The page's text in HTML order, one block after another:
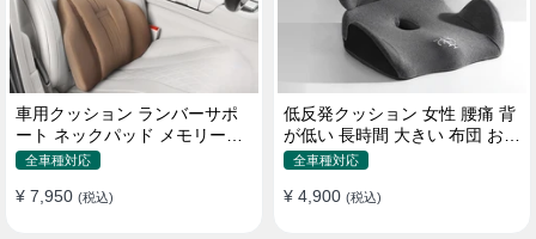
車用クッション ランバーサポ
ート ネックパッド メモリーフ
ォーム 疲労回復
全車種対応
¥ 7,950 (税込)
低反発クッション 女性 腰痛 背
が低い 長時間 大きい 布団 おし
ゃれ 運転 疲労回復
全車種対応
¥ 4,900 (税込)